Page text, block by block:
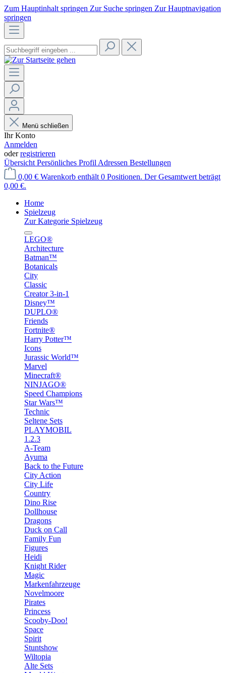
Zum Hauptinhalt springen Zur Suche springen Zur Hauptnavigation
springen
Menü schließen
Ihr Konto
Anmelden
oderregistrieren
Übersicht Persönliches Profil Adressen Bestellungen
0,00 € Warenkorb enthält 0 Positionen. Der Gesamtwert beträgt
0,00 €.
Home
Spielzeug
Zur Kategorie Spielzeug
LEGO®
Architecture
Batman™
Botanicals
City
Classic
Creator 3-in-1
Disney™
DUPLO®
Friends
Fortnite®
Harry Potter™
Icons
Jurassic World™
Marvel
Minecraft®
NINJAGO®
Speed Champions
Star Wars™
Technic
Seltene Sets
PLAYMOBIL
1.2.3
A-Team
Ayuma
Back to the Future
City Action
City Life
Country
Dino Rise
Dollhouse
Dragons
Duck on Call
Family Fun
Figures
Heidi
Knight Rider
Magic
Markenfahrzeuge
Novelmoore
Pirates
Princess
Scooby-Doo!
Space
Spirit
Stuntshow
Wiltopia
Alte Sets